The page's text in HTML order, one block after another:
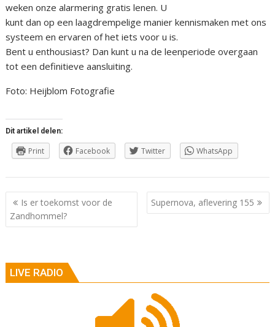
weken onze alarmering gratis lenen. U
kunt dan op een laagdrempelige manier kennismaken met ons
systeem en ervaren of het iets voor u is.
Bent u enthousiast? Dan kunt u na de leenperiode overgaan
tot een definitieve aansluiting.
Foto: Heijblom Fotografie
Dit artikel delen:
Print Facebook Twitter WhatsApp
Berichtnavigatie
Is er toekomst voor de
Zandhommel?
Supernova, aflevering 155
LIVE RADIO